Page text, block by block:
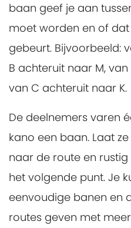
baan geef je aan
moet worden en of
gebeurt. Bijvoorbeeld:
B achteruit naar M,
van C achteruit naar K.
De deelnemers varen
kano een baan. Laat
naar de route en
het volgende punt. Je
eenvoudige banen en
routes geven met